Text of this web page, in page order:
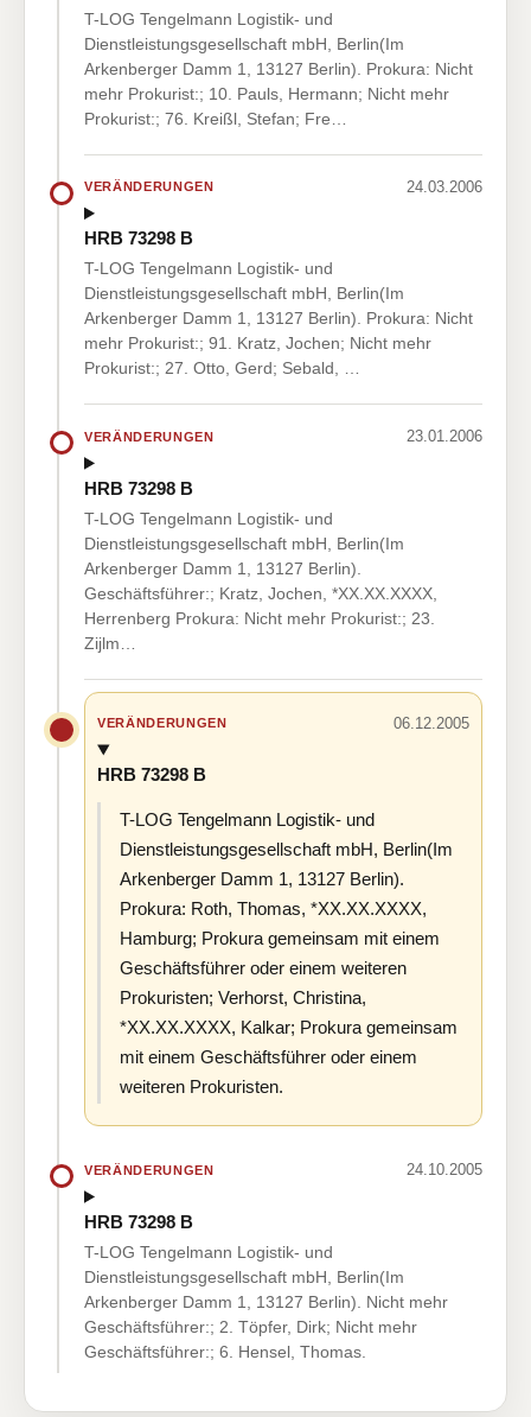
T-LOG Tengelmann Logistik- und
Dienstleistungsgesellschaft mbH, Berlin(Im
Arkenberger Damm 1, 13127 Berlin). Prokura: Nicht
mehr Prokurist:; 10. Pauls, Hermann; Nicht mehr
Prokurist:; 76. Kreißl, Stefan; Fre…
VERÄNDERUNGEN 24.03.2006
HRB 73298 B
T-LOG Tengelmann Logistik- und
Dienstleistungsgesellschaft mbH, Berlin(Im
Arkenberger Damm 1, 13127 Berlin). Prokura: Nicht
mehr Prokurist:; 91. Kratz, Jochen; Nicht mehr
Prokurist:; 27. Otto, Gerd; Sebald, …
VERÄNDERUNGEN 23.01.2006
HRB 73298 B
T-LOG Tengelmann Logistik- und
Dienstleistungsgesellschaft mbH, Berlin(Im
Arkenberger Damm 1, 13127 Berlin).
Geschäftsführer:; Kratz, Jochen, *XX.XX.XXXX,
Herrenberg Prokura: Nicht mehr Prokurist:; 23.
Zijlm…
VERÄNDERUNGEN 06.12.2005
HRB 73298 B
T-LOG Tengelmann Logistik- und
Dienstleistungsgesellschaft mbH, Berlin(Im
Arkenberger Damm 1, 13127 Berlin).
Prokura: Roth, Thomas, *XX.XX.XXXX,
Hamburg; Prokura gemeinsam mit einem
Geschäftsführer oder einem weiteren
Prokuristen; Verhorst, Christina,
*XX.XX.XXXX, Kalkar; Prokura gemeinsam
mit einem Geschäftsführer oder einem
weiteren Prokuristen.
VERÄNDERUNGEN 24.10.2005
HRB 73298 B
T-LOG Tengelmann Logistik- und
Dienstleistungsgesellschaft mbH, Berlin(Im
Arkenberger Damm 1, 13127 Berlin). Nicht mehr
Geschäftsführer:; 2. Töpfer, Dirk; Nicht mehr
Geschäftsführer:; 6. Hensel, Thomas.